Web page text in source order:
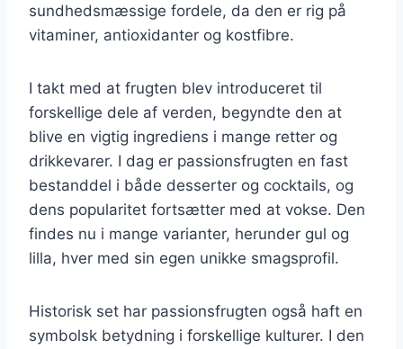
sundhedsmæssige fordele, da den er rig på
vitaminer, antioxidanter og kostfibre.
I takt med at frugten blev introduceret til
forskellige dele af verden, begyndte den at
blive en vigtig ingrediens i mange retter og
drikkevarer. I dag er passionsfrugten en fast
bestanddel i både desserter og cocktails, og
dens popularitet fortsætter med at vokse. Den
findes nu i mange varianter, herunder gul og
lilla, hver med sin egen unikke smagsprofil.
Historisk set har passionsfrugten også haft en
symbolsk betydning i forskellige kulturer. I den